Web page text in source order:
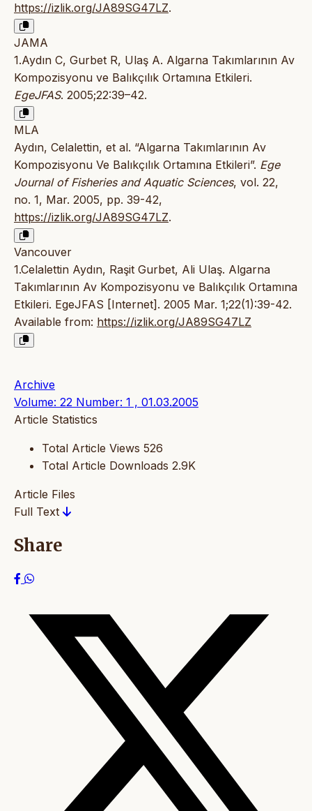
https://izlik.org/JA89SG47LZ.
JAMA
1.Aydın C, Gurbet R, Ulaş A. Algarna Takımlarının Av
Kompozisyonu ve Balıkçılık Ortamına Etkileri.
EgeJFAS. 2005;22:39–42.
MLA
Aydın, Celalettin, et al. “Algarna Takımlarının Av
Kompozisyonu Ve Balıkçılık Ortamına Etkileri”. Ege
Journal of Fisheries and Aquatic Sciences, vol. 22,
no. 1, Mar. 2005, pp. 39-42,
https://izlik.org/JA89SG47LZ.
Vancouver
1.Celalettin Aydın, Raşit Gurbet, Ali Ulaş. Algarna
Takımlarının Av Kompozisyonu ve Balıkçılık Ortamına
Etkileri. EgeJFAS [Internet]. 2005 Mar. 1;22(1):39-42.
Available from: https://izlik.org/JA89SG47LZ
Archive
Volume: 22 Number: 1 , 01.03.2005
Article Statistics
Total Article Views 526
Total Article Downloads 2.9K
Article Files
Full Text
Share